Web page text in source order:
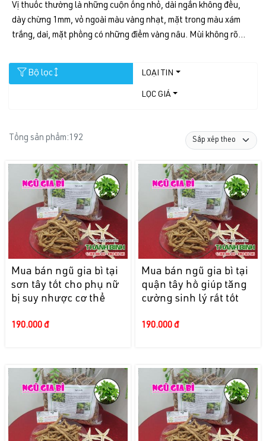
Vị thuốc thường là những cuộn ống nhỏ, dài ngắn không đều,
dày chừng 1mm, vỏ ngoài màu vàng nhạt, mặt trong màu xám
trắng, dai, mặt phồng có những điểm vàng nâu. Mùi không rõ...
Bộ lọc LOẠI TIN
LỌC GIÁ
Tổng sản phẩm: 192
Mua bán ngũ gia bì tại
sơn tây tốt cho phụ nữ
bị suy nhược cơ thể
190.000 đ
Mua bán ngũ gia bì tại
quận tây hồ giúp tăng
cường sinh lý rất tốt
190.000 đ